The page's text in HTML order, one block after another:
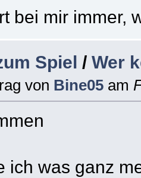
bei mir immer,
Spiel / Wer
von Bine05 am
ich was ganz